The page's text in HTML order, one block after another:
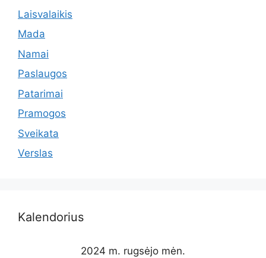
Laisvalaikis
Mada
Namai
Paslaugos
Patarimai
Pramogos
Sveikata
Verslas
Kalendorius
2024 m. rugsėjo mėn.